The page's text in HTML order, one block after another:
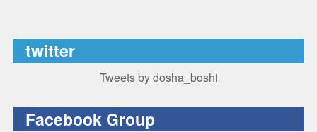
twitter
Tweets by dosha_boshi
Facebook Group